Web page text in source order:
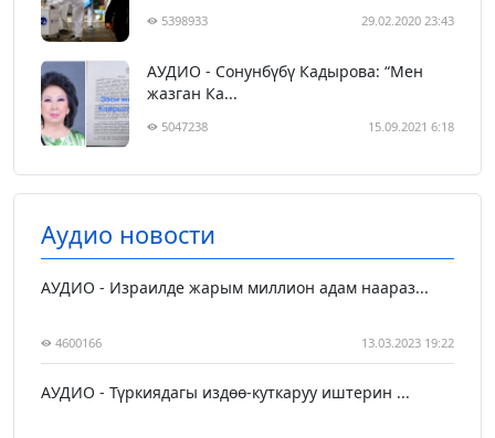
5398933 29.02.2020 23:43
АУДИО - Сонунбүбү Кадырова: “Мен
жазган Ка...
5047238 15.09.2021 6:18
Аудио новости
АУДИО - Израилде жарым миллион адам наараз...
4600166 13.03.2023 19:22
АУДИО - Түркиядагы издөө-куткаруу иштерин ...